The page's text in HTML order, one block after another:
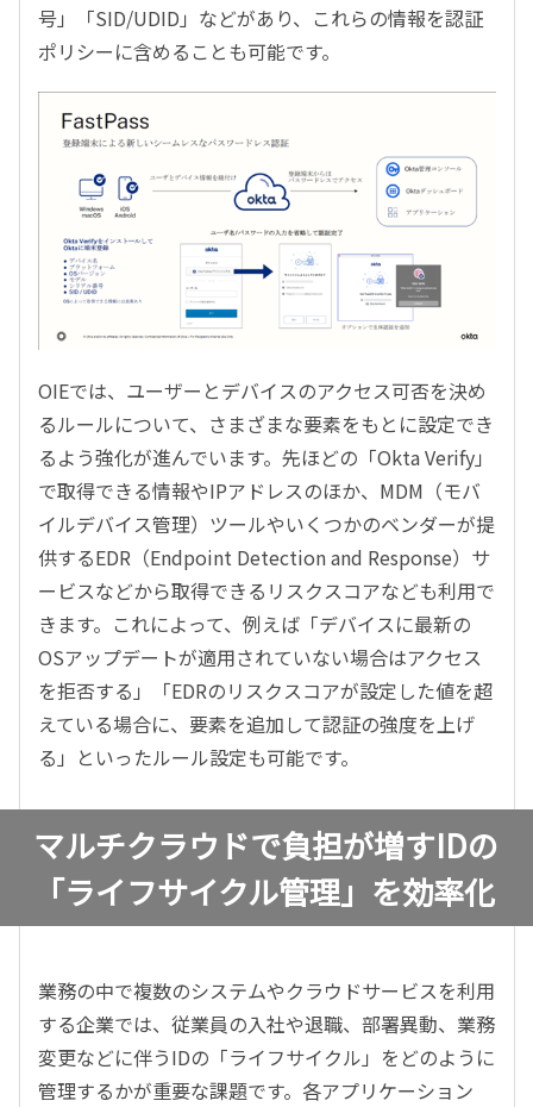
号」「SID/UDID」などがあり、これらの情報を認証
ポリシーに含めることも可能です。
OIEでは、ユーザーとデバイスのアクセス可否を決め
るルールについて、さまざまな要素をもとに設定でき
るよう強化が進んでいます。先ほどの「Okta Verify」
で取得できる情報やIPアドレスのほか、MDM（モバ
イルデバイス管理）ツールやいくつかのベンダーが提
供するEDR（Endpoint Detection and Response）サ
ービスなどから取得できるリスクスコアなども利用で
きます。これによって、例えば「デバイスに最新の
OSアップデートが適用されていない場合はアクセス
を拒否する」「EDRのリスクスコアが設定した値を超
えている場合に、要素を追加して認証の強度を上げ
る」といったルール設定も可能です。
マルチクラウドで負担が増すIDの
「ライフサイクル管理」を効率化
業務の中で複数のシステムやクラウドサービスを利用
する企業では、従業員の入社や退職、部署異動、業務
変更などに伴うIDの「ライフサイクル」をどのように
管理するかが重要な課題です。各アプリケーション